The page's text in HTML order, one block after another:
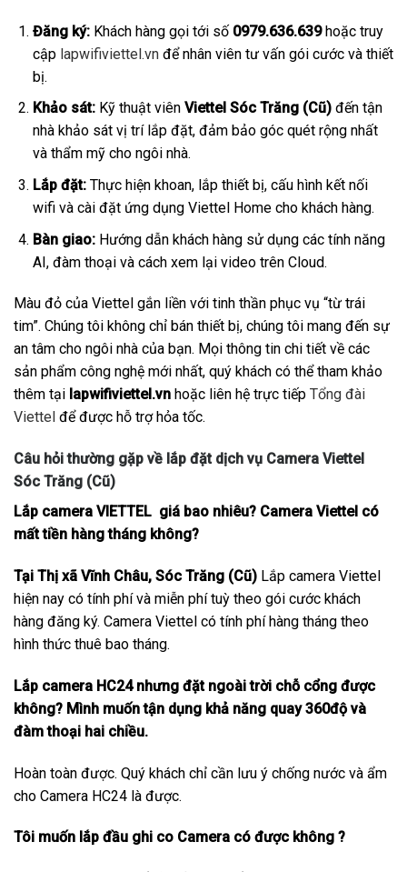
Đăng ký:Khách hàng gọi tới số 0979.636.639hoặc truy
cập lapwifiviettel.vnđể nhân viên tư vấn gói cước và thiết
bị.
Khảo sát:Kỹ thuật viên Viettel Sóc Trăng (Cũ)đến tận
nhà khảo sát vị trí lắp đặt, đảm bảo góc quét rộng nhất
và thẩm mỹ cho ngôi nhà.
Lắp đặt:Thực hiện khoan, lắp thiết bị, cấu hình kết nối
wifi và cài đặt ứng dụng Viettel Home cho khách hàng.
Bàn giao:Hướng dẫn khách hàng sử dụng các tính năng
AI, đàm thoại và cách xem lại video trên Cloud.
Màu đỏ của Viettel gắn liền với tinh thần phục vụ “từ trái
tim”. Chúng tôi không chỉ bán thiết bị, chúng tôi mang đến sự
an tâm cho ngôi nhà của bạn. Mọi thông tin chi tiết về các
sản phẩm công nghệ mới nhất, quý khách có thể tham khảo
thêm tại lapwifiviettel.vn hoặc liên hệ trực tiếp Tổng đài
Viettel để được hỗ trợ hỏa tốc.
Câu hỏi thường gặp về lắp đặt dịch vụ Camera Viettel
Sóc Trăng (Cũ)
Lắp camera VIETTEL giá bao nhiêu? Camera Viettel có
mất tiền hàng tháng không?
Tại Thị xã Vĩnh Châu, Sóc Trăng (Cũ) Lắp camera Viettel
hiện nay có tính phí và miễn phí tuỳ theo gói cước khách
hàng đăng ký. Camera Viettel có tính phí hàng tháng theo
hình thức thuê bao tháng.
Lắp camera HC24 nhưng đặt ngoài trời chỗ cổng được
không? Mình muốn tận dụng khả năng quay 360độ và
đàm thoại hai chiều.
Hoàn toàn được. Quý khách chỉ cần lưu ý chống nước và ẩm
cho Camera HC24 là được.
Tôi muốn lắp đầu ghi co Camera có được không ?